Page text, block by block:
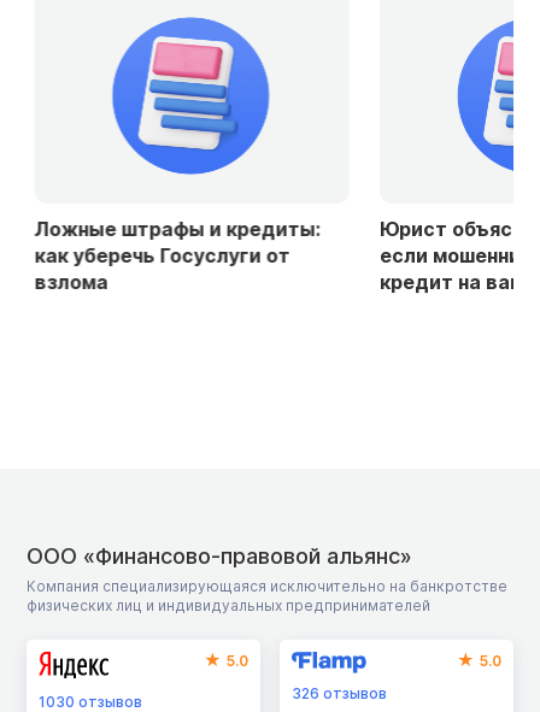
Ложные штрафы и кредиты:
как уберечь Госуслуги от
взлома
Юрист
если
кредит на ваше
ООО «Финансово-правовой альянс»
Компания специализирующаяся исключительно на банкротстве
физических лиц и индивидуальных предпринимателей
5.0
1030 отзывов
5.0
326отзывов